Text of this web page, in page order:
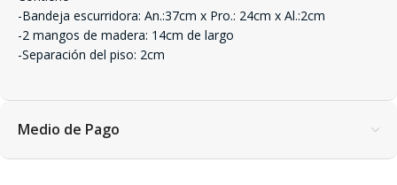
-Bandeja escurridora: An.:37cm x Pro.: 24cm x Al.:2cm
-2 mangos de madera: 14cm de largo
-Separación del piso: 2cm
Medio de Pago